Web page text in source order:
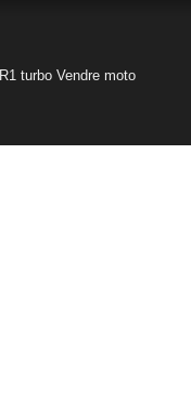
R1 turbo Vendre moto